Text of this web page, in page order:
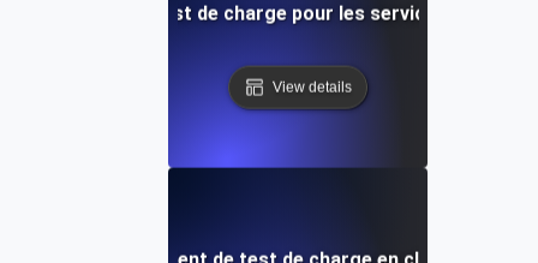
concurrence Test de charge pour les services de
View details